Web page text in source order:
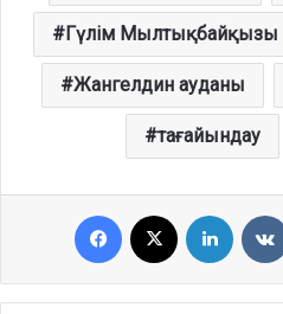
Гүлім Мылтықбайқызы
Жангелдин ауданы
тағайындау
Facebook LinkedIn